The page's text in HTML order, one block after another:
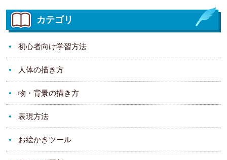
カテゴリ
初心者向け学習方法
人体の描き方
物・背景の描き方
表現方法
お絵かきツール